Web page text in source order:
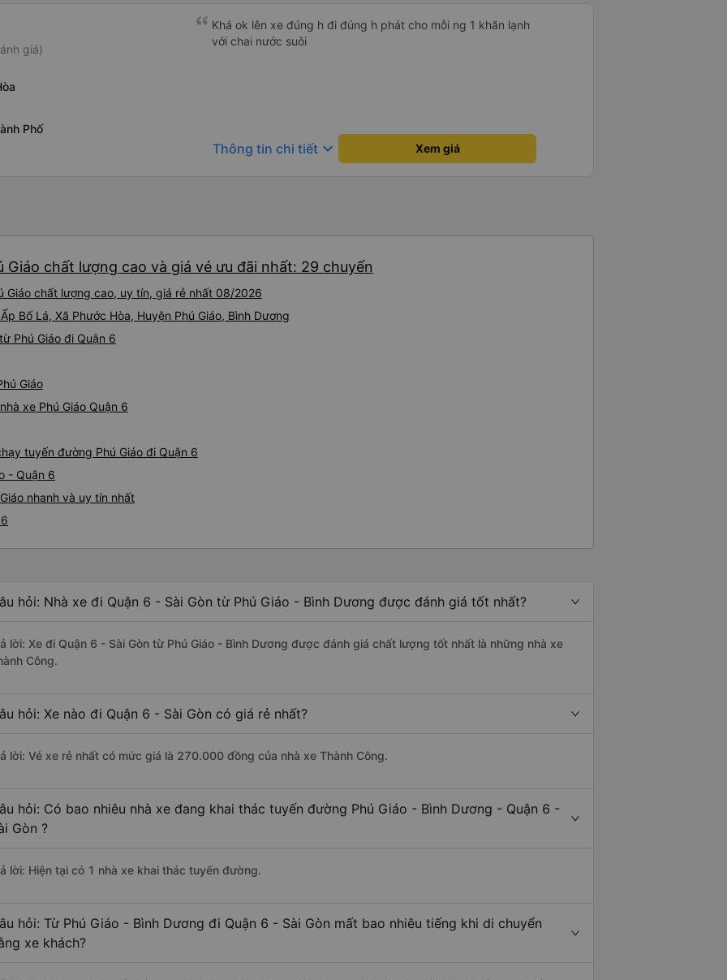
giá)
Phố
Khá ok lên xe đúng h đi đúng h phát cho mỗi ng 1 khăn lạnh
với chai nước suôi
Thông tin chi tiết keyboard_arrow_down Xem giá
chất lượng cao và giá vé ưu đãi nhất: 29 chuyến
Giáo chất lượng cao, uy tín, giá rẻ nhất 08/2026
Bố Lá, Xã Phước Hòa, Huyện Phú Giáo, Bình Dương
Phú Giáo đi Quận 6
Giáo
xe Phú Giáo Quận 6
tuyến đường Phú Giáo đi Quận 6
- Quận 6
nhanh và uy tín nhất
hỏi: Nhà xe đi Quận 6 - Sài Gòn từ Phú Giáo - Bình Dương được đánh giá tốt nhất?
lời: Xe đi Quận 6 - Sài Gòn từ Phú Giáo - Bình Dương được đánh giá chất lượng tốt nhất là những nhà xe
Công.
hỏi: Xe nào đi Quận 6 - Sài Gòn có giá rẻ nhất?
lời: Vé xe rẻ nhất có mức giá là 270.000 đồng của nhà xe Thành Công.
hỏi: Có bao nhiêu nhà xe đang khai thác tuyến đường Phú Giáo - Bình Dương - Quận 6 -
Gòn ?
lời: Hiện tại có 1 nhà xe khai thác tuyến đường.
hỏi: Từ Phú Giáo - Bình Dương đi Quận 6 - Sài Gòn mất bao nhiêu tiếng khi di chuyển
xe khách?